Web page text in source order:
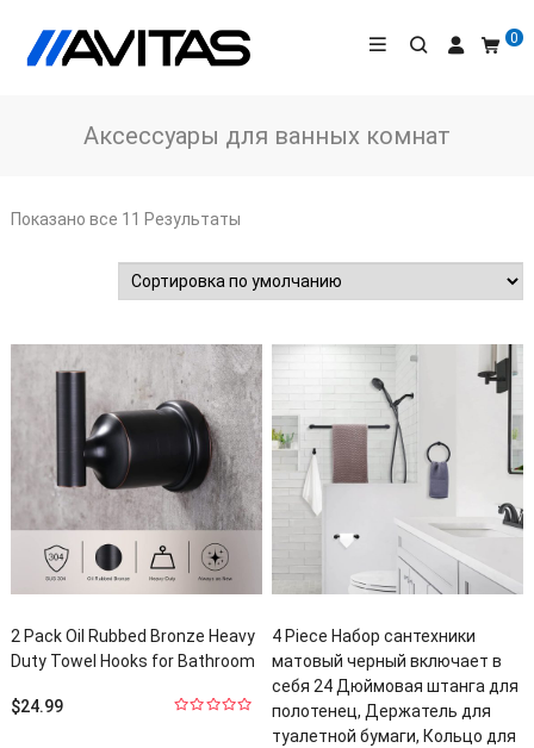
0
Аксессуары для ванных комнат
Показано все 11 Результаты
2 Pack Oil Rubbed Bronze Heavy
Duty Towel Hooks for Bathroom
$24.99
4 Piece Набор сантехники
матовый черный включает в
себя 24 Дюймовая штанга для
полотенец, Держатель для
туалетной бумаги, Кольцо для